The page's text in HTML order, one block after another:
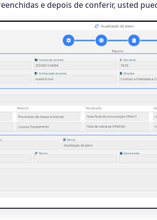
e depois de conferir, usted